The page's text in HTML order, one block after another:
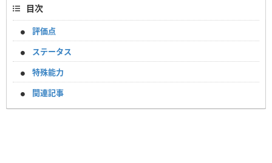
目次
評価点
ステータス
特殊能力
関連記事